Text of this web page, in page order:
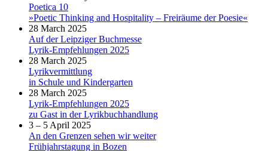
Poetica 10
»Poetic Thinking and Hospitality – Freiräume der Poesie«
28 March 2025
Auf der Leipziger Buchmesse
Lyrik-Empfehlungen 2025
28 March 2025
Lyrikvermittlung
in Schule und Kindergarten
28 March 2025
Lyrik-Empfehlungen 2025
zu Gast in der Lyrikbuchhandlung
3 – 5 April 2025
An den Grenzen sehen wir weiter
Frühjahrstagung in Bozen